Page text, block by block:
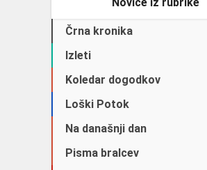
Črna kronika
Izleti
Koledar dogodkov
Loški Potok
Na današnji dan
Pisma bralcev